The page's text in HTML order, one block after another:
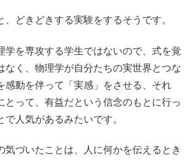
、どきどきする実験をするそうです。
学を専攻する学生ではないので、式を覚
なく、物理学が自分たちの実世界とつな
感動を伴って「実感」をさせる、それ
とって、有益だという信念のもとに行っ
で人気があるみたいです。
気づいたことは、人に何かを伝えるとき